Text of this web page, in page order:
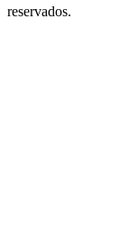
reservados.